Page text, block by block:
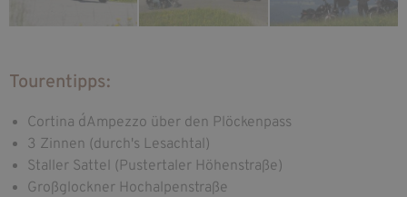
Tourentipps:
Cortina d´Ampezzo über den Plöckenpass
3 Zinnen (durch's Lesachtal)
Staller Sattel (Pustertaler Höhenstraße)
Großglockner Hochalpenstraße